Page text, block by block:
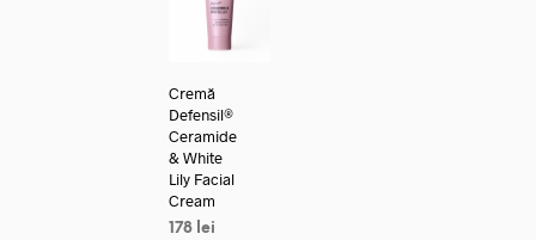
Cremă
Defensil®
Ceramide
& White
Lily Facial
Cream
178 lei